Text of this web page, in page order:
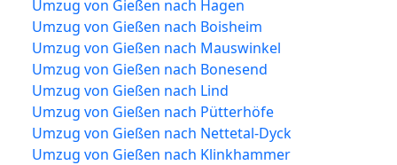
Umzug von Gießen nach Hagen
Umzug von Gießen nach Boisheim
Umzug von Gießen nach Mauswinkel
Umzug von Gießen nach Bonesend
Umzug von Gießen nach Lind
Umzug von Gießen nach Pütterhöfe
Umzug von Gießen nach Nettetal-Dyck
Umzug von Gießen nach Klinkhammer